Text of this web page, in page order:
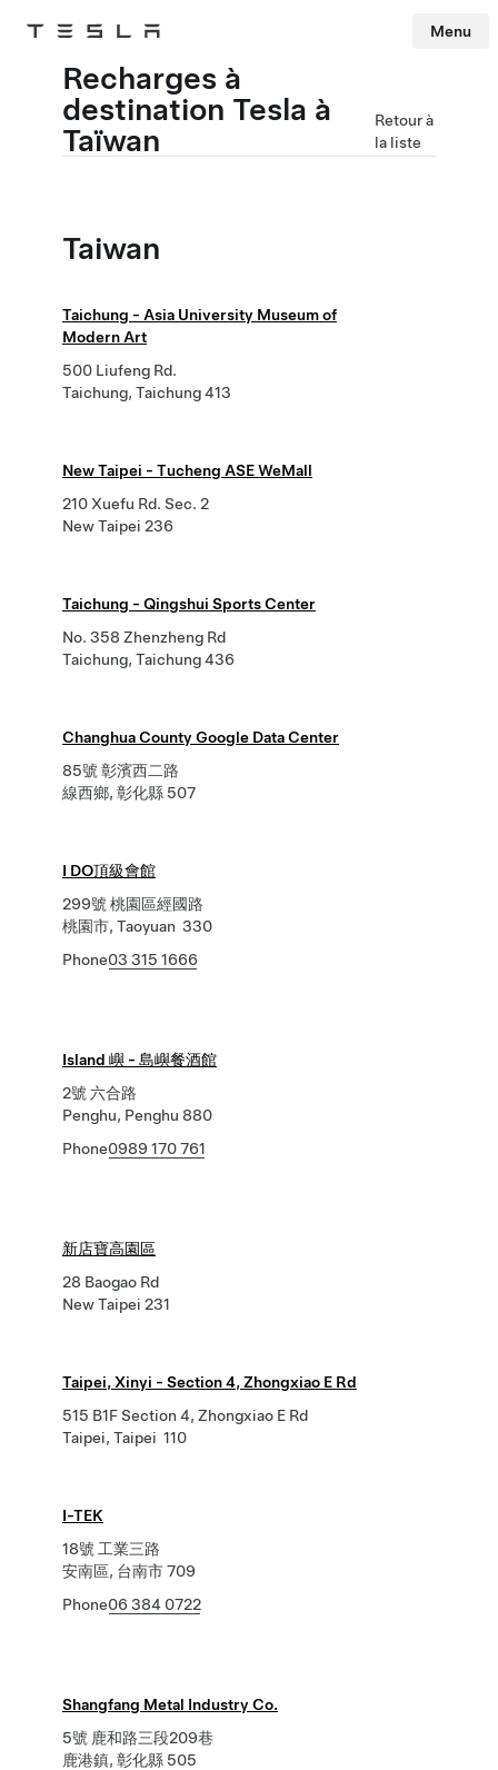
Tesla Menu
Recharges à
destination Tesla à
Taïwan
Retour à
la liste
Taiwan
Taichung - Asia University Museum of
Modern Art
500 Liufeng Rd.
Taichung, Taichung 413
New Taipei - Tucheng ASE WeMall
210 Xuefu Rd. Sec. 2
New Taipei 236
Taichung - Qingshui Sports Center
No. 358 Zhenzheng Rd
Taichung, Taichung 436
Changhua County Google Data Center
85號 彰濱西二路
線西鄉, 彰化縣 507
I DO頂級會館
299號 桃園區經國路
桃園市, Taoyuan 330
Phone03 315 1666
Island 嶼 - 島嶼餐酒館
2號 六合路
Penghu, Penghu 880
Phone0989 170 761
新店寶高園區
28 Baogao Rd
New Taipei 231
Taipei, Xinyi - Section 4, Zhongxiao E Rd
515 B1F Section 4, Zhongxiao E Rd
Taipei, Taipei 110
I-TEK
18號 工業三路
安南區, 台南市 709
Phone06 384 0722
Shangfang Metal Industry Co.
5號 鹿和路三段209巷
鹿港鎮, 彰化縣 505